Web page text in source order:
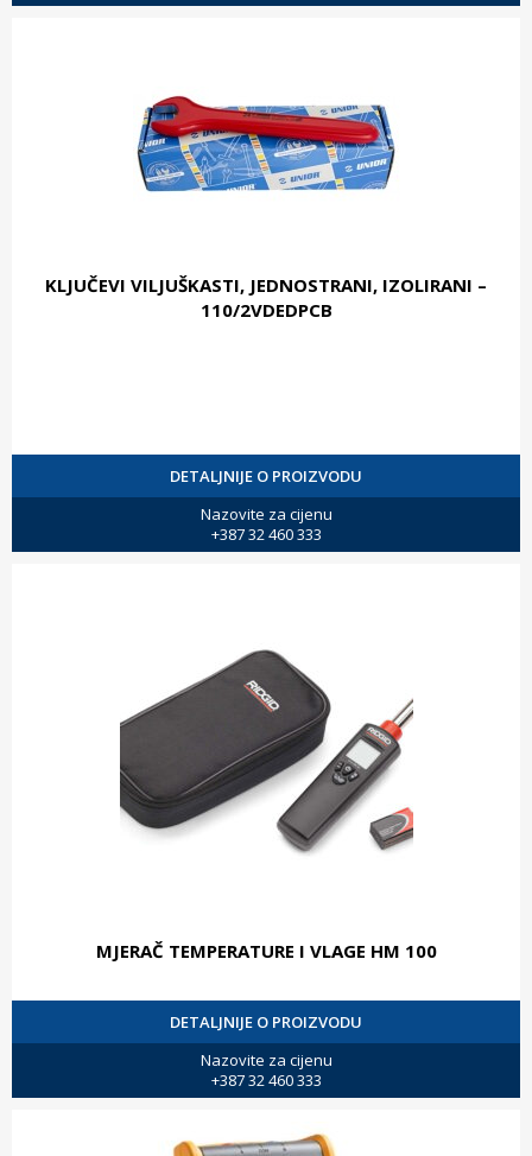
KLJUČEVI VILJUŠKASTI, JEDNOSTRANI, IZOLIRANI –
110/2VDEDPCB
DETALJNIJE O PROIZVODU
Nazovite za cijenu
+387 32 460 333
MJERAČ TEMPERATURE I VLAGE HM 100
DETALJNIJE O PROIZVODU
Nazovite za cijenu
+387 32 460 333